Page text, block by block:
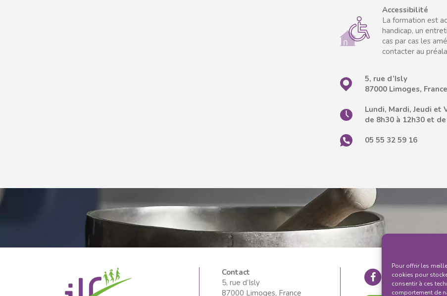
Pour offrir les
cookies pour
consentir à ces
comportement de
Accessibilité
La formation est
handicap, un
cas par cas les
contacter au
5, rue d’Isly
87000 Limoges, France
Lundi, Mardi, Jeudi et
de 8h30 à 12h30 et
05 55 32 59 16
Contact
5, rue d’Isly
87000 Limoges, France